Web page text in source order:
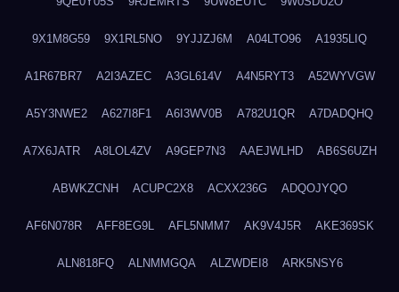
9X1M8G59 9X1RL5NO 9YJJZJ6M A04LTO96 A1935LIQ
A1R67BR7 A2I3AZEC A3GL614V A4N5RYT3 A52WYVGW
A5Y3NWE2 A627I8F1 A6I3WV0B A782U1QR A7DADQHQ
A7X6JATR A8LOL4ZV A9GEP7N3 AAEJWLHD AB6S6UZH
ABWKZCNH ACUPC2X8 ACXX236G ADQOJYQO
AF6N078R AFF8EG9L AFL5NMM7 AK9V4J5R AKE369SK
ALN818FQ ALNMMGQA ALZWDEI8 ARK5NSY6